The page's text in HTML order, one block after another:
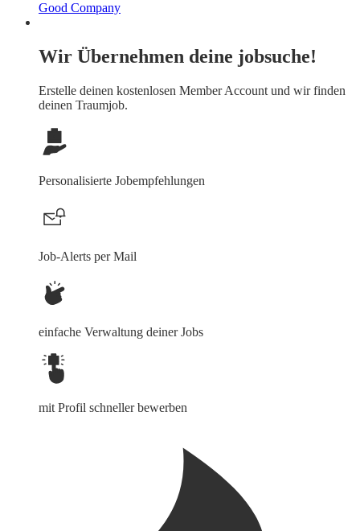
Good Company
Wir Übernehmen deine jobsuche!
Erstelle deinen kostenlosen Member Account und wir finden
deinen Traumjob.
Personalisierte Jobempfehlungen
Job-Alerts per Mail
einfache Verwaltung deiner Jobs
mit Profil schneller bewerben